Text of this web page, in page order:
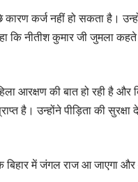
कारण कर्ज नहीं हो सकता है।
कि नीतीश कुमार जी जुमला
आरक्षण की बात हो रही है और
है। उन्होंने पीड़िता की सुरक्षा
बिहार में जंगल राज आ जाएगा